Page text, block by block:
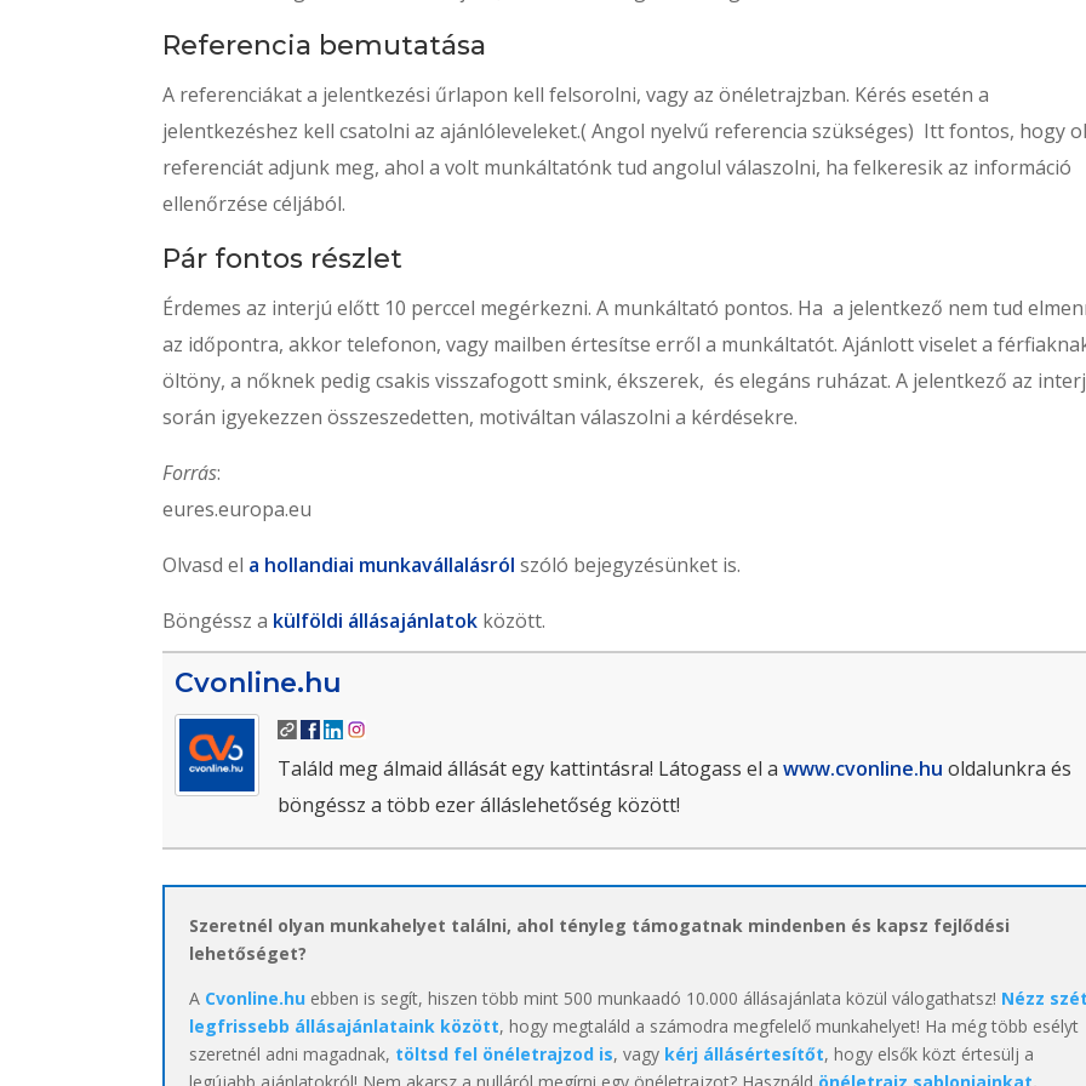
Referencia bemutatása
A referenciákat a jelentkezési űrlapon kell felsorolni, vagy az önéletrajzban. Kérés esetén a
jelentkezéshez kell csatolni az ajánlóleveleket.( Angol nyelvű referencia szükséges) Itt fontos, hogy
referenciát adjunk meg, ahol a volt munkáltatónk tud angolul válaszolni, ha felkeresik az információ
ellenőrzése céljából.
Pár fontos részlet
Érdemes az interjú előtt 10 perccel megérkezni. A munkáltató pontos. Ha a jelentkező nem tud
az időpontra, akkor telefonon, vagy mailben értesítse erről a munkáltatót. Ajánlott viselet a
öltöny, a nőknek pedig csakis visszafogott smink, ékszerek, és elegáns ruházat. A jelentkező az
során igyekezzen összeszedetten, motiváltan válaszolni a kérdésekre.
Forrás:
eures.europa.eu
Olvasd el a hollandiai munkavállalásról szóló bejegyzésünket is.
Böngéssz a külföldi állásajánlatok között.
Cvonline.hu
Találd meg álmaid állását egy kattintásra! Látogass el awww.cvonline.hu oldalunkra és
böngéssz a több ezer álláslehetőség között!
Szeretnél olyan munkahelyet találni, ahol tényleg támogatnak mindenben és kapsz fejlődési
lehetőséget?
A Cvonline.hu ebben is segít, hiszen több mint 500 munkaadó 10.000 állásajánlata közül válogathatsz! Nézz szét
legfrissebb állásajánlataink között, hogy megtaláld a számodra megfelelő munkahelyet! Ha még több esélyt
szeretnél adni magadnak, töltsd fel önéletrajzod is, vagy kérj állásértesítőt, hogy elsők közt értesülj a